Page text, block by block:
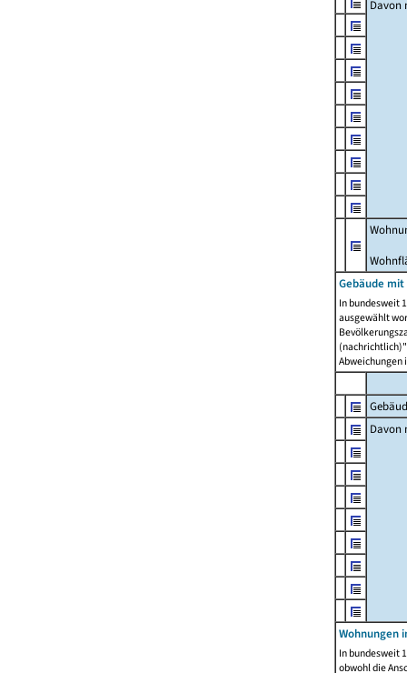
Davon
Gebäude
In bundesweit
ausgewählt
Abweichungen
Davon
Wohnungen
In bundesweit
obwohl die